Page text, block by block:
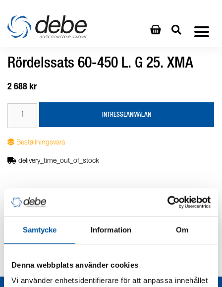
Samtycke Information Om
Denna webbplats använder cookies
Vi använder enhetsidentifierare för att anpassa innehållet
Rördelssats 60-450 L. G 25. XMA
2 688 kr
INTRESSEANMÄLAN
Beställningsvara
delivery_time_out_of_stock
Produktbeskrivning
Teknisk dokumentation